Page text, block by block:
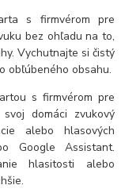
s firmvérom pre
bez ohľadu na to,
Vychutnajte si čistý
obľúbeného obsahu.
s firmvérom pre
domáci zvukový
alebo hlasových
Google Assistant.
hlasitosti alebo